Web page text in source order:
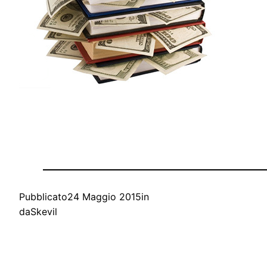
Pubblicato24 Maggio 2015in
daSkevil